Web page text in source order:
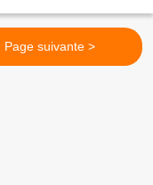
Page suivante >